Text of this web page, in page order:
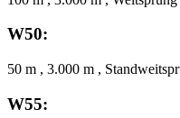
W50:
50 m , 3.000 m ,
W55: